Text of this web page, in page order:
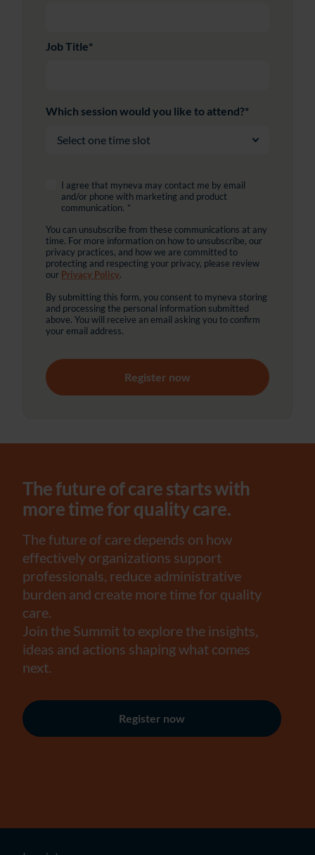
Job Title*
Which session would you like to attend?*
I agree that myneva may contact me by email
and/or phone with marketing and product
communication. *
You can unsubscribe from these communications at any
time. For more information on how to unsubscribe, our
privacy practices, and how we are committed to
protecting and respecting your privacy, please review
our Privacy Policy.
By submitting this form, you consent to myneva storing
and processing the personal information submitted
above. You will receive an email asking you to confirm
your email address.
The future of care starts with
more time for quality care.
The future of care depends on how
effectively organizations support
professionals, reduce administrative
burden and create more time for quality
care.
Join the Summit to explore the insights,
ideas and actions shaping what comes
next.
Register now